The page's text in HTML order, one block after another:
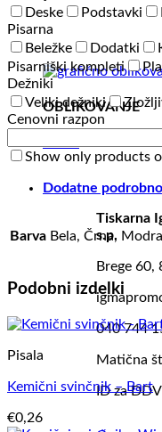
OBLIKOVANJE
O nas
Tiskarna
s.p.
Brege 60,
040 744
Matična
ID za
Deske
Podstavki
Pisarna
Beležke
Dodatki
Pisarniški kompleti
Dežniki
Veliki dežniki
Cenovni razpon
Show only products
Dodatne
Barva Bela, Črna,
Podobni izdelki
Pisala
Kemični svinčnik – Bart
€0,26